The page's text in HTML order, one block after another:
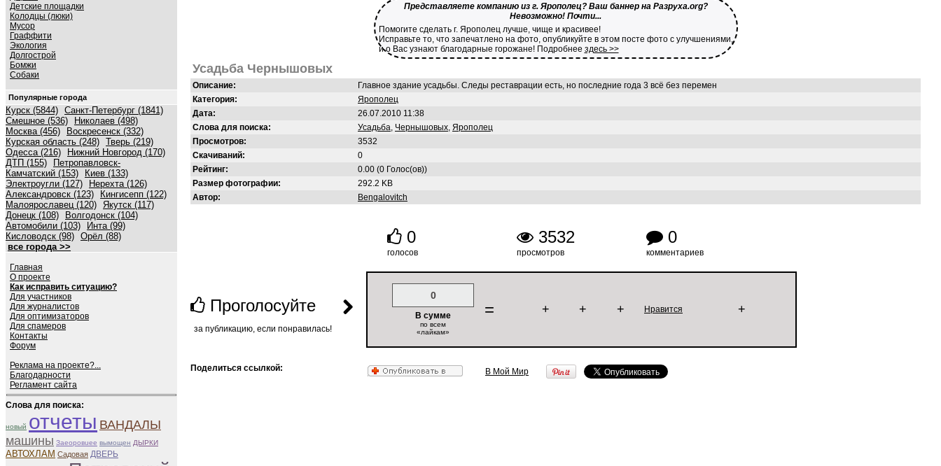
Детские площадки
Колодцы (люки)
Мусор
Граффити
Экология
Долгострой
Бомжи
Собаки
Популярные города
Курск (5844) Санкт-Петербург (1841)
Смешное (536)
Николаев (498)
Москва (456)
Воскресенск (332)
Курская область (248) Тверь (219)
Одесса (216)
Нижний Новгород (170)
ДТП (155)
Петропавловск-
Камчатский (153)
Киев (133)
Электроугли (127)
Нерехта (126)
Александровск (123)
Кингисепп (122)
Малоярославец (120) Якутск (117)
Донецк (108)
Волгодонск (104)
Автомобили (103)
Инта (99)
Кисловодск (98) Орёл (88)
все города >>
Главная
О проекте
Как исправить ситуацию?
Для участников
Для журналистов
Для оптимизаторов
Для спамеров
Контакты
Форум
Реклама на проекте?...
Благодарности
Регламент сайта
Слова для поиска:
новый отчеты ВАНДАЛЫ
машины Зaeоровueе вымощен ДЫРКИ
АВТОХЛАМ Садовая ДВЕРЬ
Представляете компанию из г. Ярополец? Ваш баннер на Разруха.org?
Невозможно! Почти...
Помогите сделать г. Ярополец лучше, чище и красивее!
Исправьте то, что запечатлено на фото, опубликуйте в этом посте фото с улучшениями,
и о Вас узнают благодарные горожане! Подробнее здесь >>
Усадьба Чернышовых
Описание:
Главное здание усадьбы. Следы реставрации есть, но последние года 3 всё без перемен
Категория:
Ярополец
Дата:
26.07.2010 11:38
Слова для поиска:
Усадьба, Чернышовых, Ярополец
Просмотров:
3532
Скачиваний:
0
Рейтинг:
0.00 (0 Голос(ов))
Размер фотографии:
292.2 KB
Автор:
Bengalovitch
Проголосуйте
за публикацию, если понравилась!
0
голосов
3532
просмотров
0
комментариев
0
В сумме
по всем
«лайкам»
= + + + Нравится +
Поделиться ссылкой: В Мой Мир